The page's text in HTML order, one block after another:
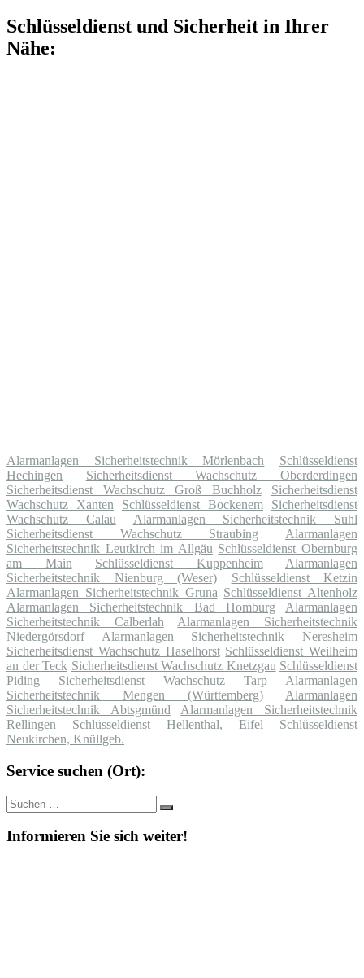
Schlüsseldienst und Sicherheit in Ihrer
Nähe:
Alarmanlagen Sicherheitstechnik Mörlenbach
Schlüsseldienst
Hechingen
Sicherheitsdienst Wachschutz Oberderdingen
Sicherheitsdienst Wachschutz Groß Buchholz
Sicherheitsdienst
Wachschutz Xanten
Schlüsseldienst Bockenem
Sicherheitsdienst
Wachschutz Calau
Alarmanlagen Sicherheitstechnik Suhl
Sicherheitsdienst Wachschutz Straubing
Alarmanlagen
Sicherheitstechnik Leutkirch im Allgäu Schlüsseldienst Obernburg
am Main
Schlüsseldienst Kuppenheim
Alarmanlagen
Sicherheitstechnik Nienburg (Weser)
Schlüsseldienst Ketzin
Alarmanlagen Sicherheitstechnik Gruna Schlüsseldienst Altenholz
Alarmanlagen Sicherheitstechnik Bad Homburg
Alarmanlagen
Sicherheitstechnik Calberlah
Alarmanlagen Sicherheitstechnik
Niedergörsdorf
Alarmanlagen Sicherheitstechnik Neresheim
Sicherheitsdienst Wachschutz Haselhorst Schlüsseldienst Weilheim
an der Teck Sicherheitsdienst Wachschutz Knetzgau Schlüsseldienst
Piding
Sicherheitsdienst Wachschutz Tarp
Alarmanlagen
Sicherheitstechnik Mengen (Württemberg)
Alarmanlagen
Sicherheitstechnik Abtsgmünd
Alarmanlagen Sicherheitstechnik
Rellingen
Schlüsseldienst Hellenthal, Eifel
Schlüsseldienst
Neukirchen, Knüllgeb.
Service suchen (Ort):
Suche
nach:
Suchen
Informieren Sie sich weiter!